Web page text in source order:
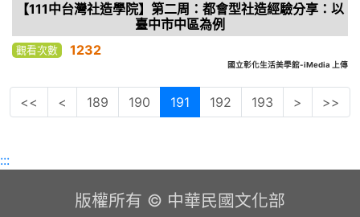
【111中台灣社造學院】第二周：都會型社造經驗分享：以
臺中市中區為例
觀看次數 1232
國立彰化生活美學館-iMedia 上傳
<< < 189 190 191 192 193 > >>
:::
版權所有 © 中華民國文化部